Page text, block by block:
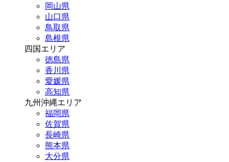
岡山県
山口県
鳥取県
島根県
四国エリア
徳島県
香川県
愛媛県
高知県
九州沖縄エリア
福岡県
佐賀県
長崎県
熊本県
大分県